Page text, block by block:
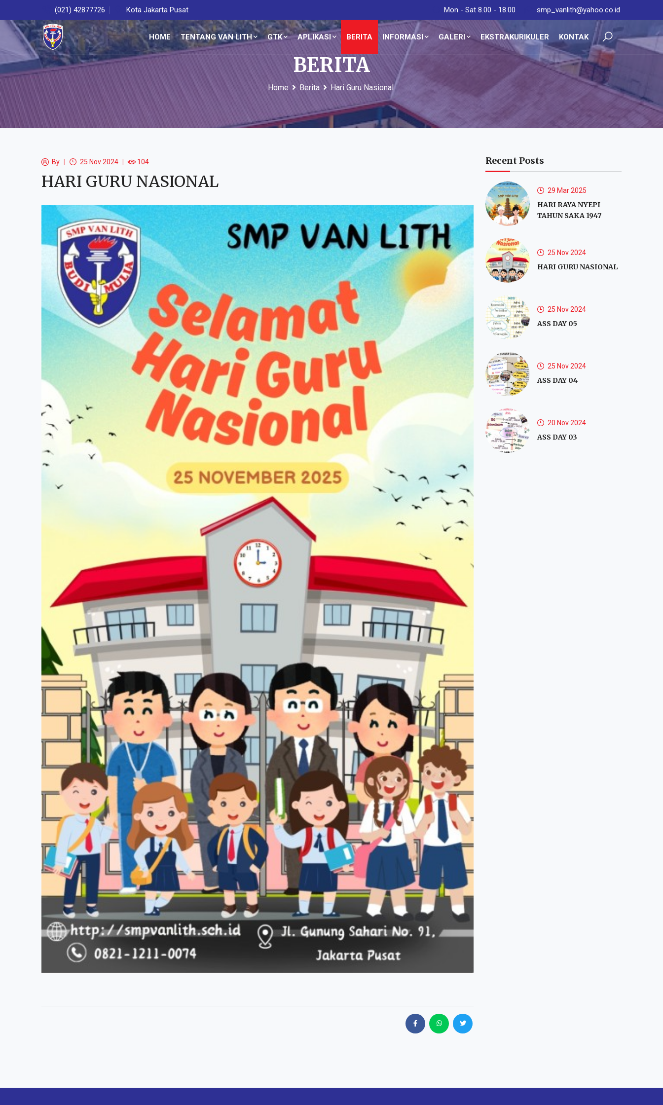
(021) 42877726 Kota Jakarta Pusat Mon - Sat 8.00 - 18.00 smp_vanlith@yahoo.co.id
HOME TENTANG VAN LITH GTK APLIKASI BERITA INFORMASI GALERI EKSTRAKURIKULER KONTAK
BERITA
Home Berita Hari Guru Nasional
By 25 Nov 2024 104
HARI GURU NASIONAL
Recent Posts
29 Mar 2025
HARI RAYA NYEPI
TAHUN SAKA 1947
25 Nov 2024
HARI GURU NASIONAL
25 Nov 2024
ASS DAY 05
25 Nov 2024
ASS DAY 04
20 Nov 2024
ASS DAY 03